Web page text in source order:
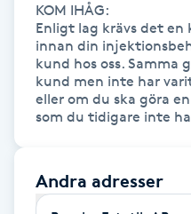
Hårförlängning
Hårvård
Hälsa
Hälsprickor
KOM IHÅG:
Enligt lag krävs det
innan din
kund hos oss. Samma
kund men inte har
eller om du ska göra
som du tidigare inte
Andra adresser